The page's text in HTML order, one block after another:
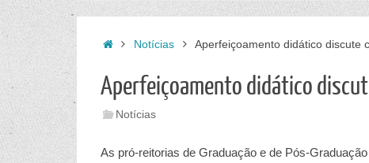
conteúdo
HomeNotícias Aperfeiçoamento didático discute
Aperfeiçoamento didático
Notícias
As pró-reitorias de Graduação e de Pós-